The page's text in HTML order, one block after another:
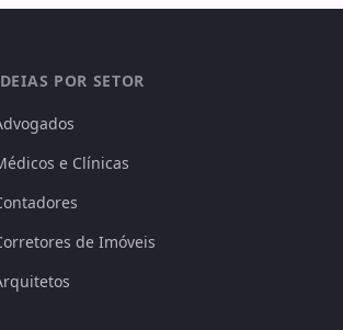
POR SETOR
e Clínicas
de Imóveis